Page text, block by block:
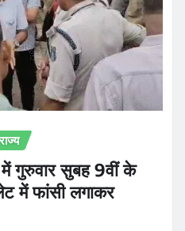
राज्य
गुरुवार सुबह 9वीं के
में फांसी लगाकर